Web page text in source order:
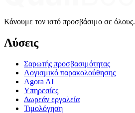
Κάνουμε τον ιστό προσβάσιμο σε όλους.
Λύσεις
Σαρωτής προσβασιμότητας
Λογισμικό παρακολούθησης
Agora AI
Υπηρεσίες
Δωρεάν εργαλεία
Τιμολόγηση